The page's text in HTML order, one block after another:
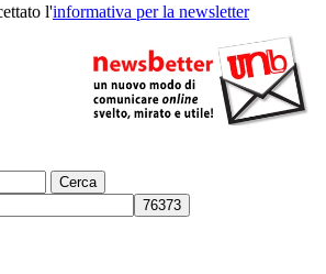
l'informativa per la newsletter
Cerca